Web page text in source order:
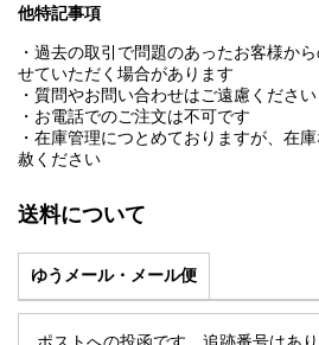
他特記事項
・過去の取引で問題のあったお客様か
せていただく場合があります
・質問やお問い合わせはご遠慮ください
・お電話でのご注文は不可です
・在庫管理につとめておりますが、在
赦ください
送料について
ゆうメール・メール便